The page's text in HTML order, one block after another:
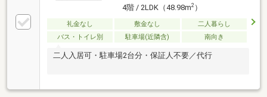
4階 / 2LDK（48.98m2）
礼金なし 敷金なし
二人暮らし
バス・トイレ別
駐車場(近隣含) 南向き
二人入居可・駐車場2台分・保証人不要／代行